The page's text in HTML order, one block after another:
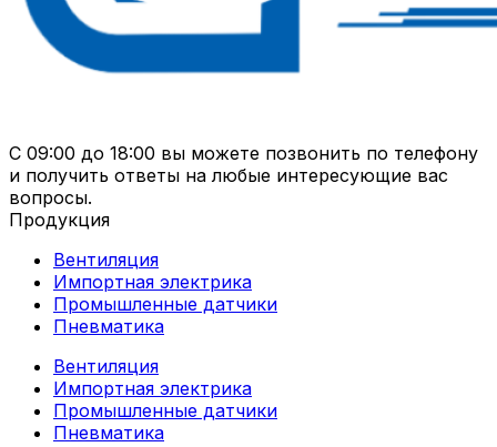
С 09:00 до 18:00 вы можете позвонить по телефону
и получить ответы на любые интересующие вас
вопросы.
Продукция
Вентиляция
Импортная электрика
Промышленные датчики
Пневматика
Вентиляция
Импортная электрика
Промышленные датчики
Пневматика